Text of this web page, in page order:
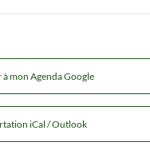
mon Agenda Google
iCal / Outlook